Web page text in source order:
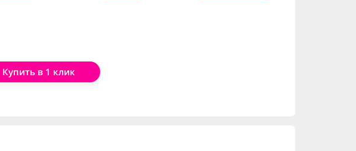
Купить в 1 клик